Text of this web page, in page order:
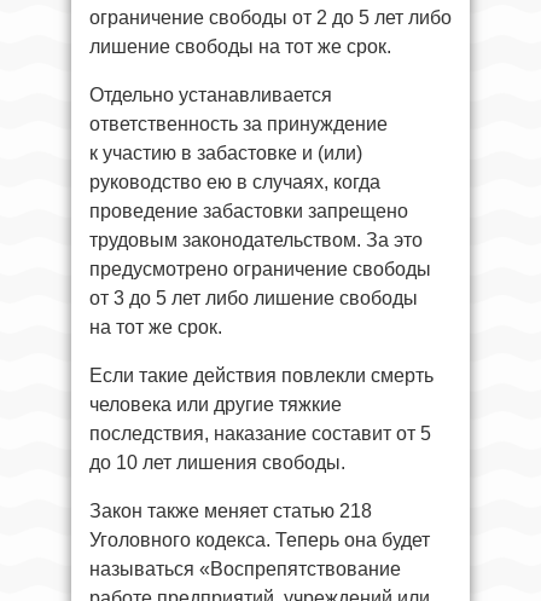
ограничение свободы от 2 до 5 лет либо
лишение свободы на тот же срок.
Отдельно устанавливается
ответственность за принуждение
к участию в забастовке и (или)
руководство ею в случаях, когда
проведение забастовки запрещено
трудовым законодательством. За это
предусмотрено ограничение свободы
от 3 до 5 лет либо лишение свободы
на тот же срок.
Если такие действия повлекли смерть
человека или другие тяжкие
последствия, наказание составит от 5
до 10 лет лишения свободы.
Закон также меняет статью 218
Уголовного кодекса. Теперь она будет
называться «Воспрепятствование